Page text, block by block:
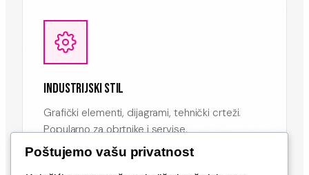
INDUSTRIJSKI STIL
Grafički elementi, dijagrami, tehnički crteži.
Popularno za obrtnike i servise.
Poštujemo vašu privatnost